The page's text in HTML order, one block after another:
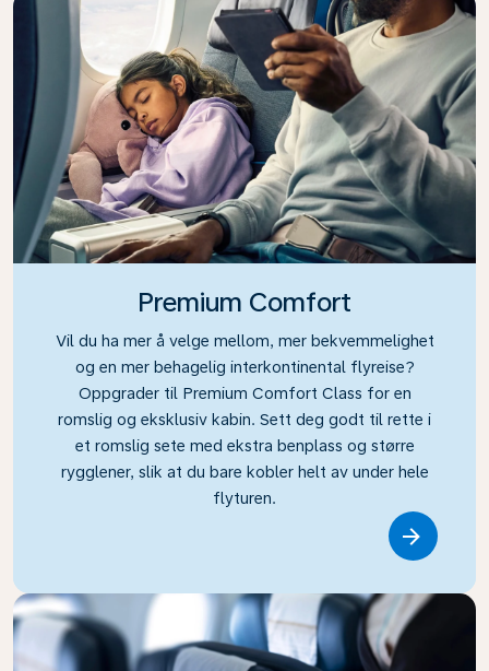
Premium Comfort
Vil du ha mer å velge mellom, mer bekvemmelighet
og en mer behagelig interkontinental flyreise?
Oppgrader til Premium Comfort Class for en
romslig og eksklusiv kabin. Sett deg godt til rette i
et romslig sete med ekstra benplass og større
rygglener, slik at du bare kobler helt av under hele
flyturen.